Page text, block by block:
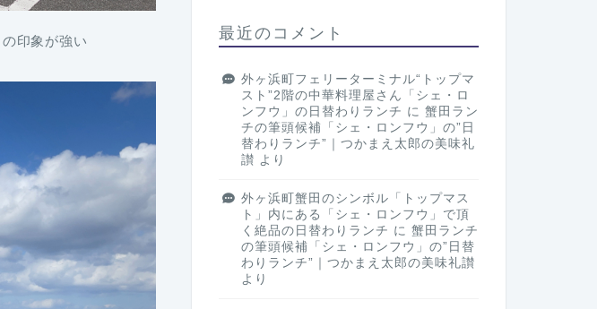
印象が強い 最近のコメント
外ヶ浜町フェリーターミナル“トップマ
スト”2階の中華料理屋さん「シェ・ロ
ンフウ」の日替わりランチ に 蟹田ラン
チの筆頭候補「シェ・ロンフウ」の”日
替わりランチ”｜つかまえ太郎の美味礼
讃 より
外ヶ浜町蟹田のシンボル「トップマス
ト」内にある「シェ・ロンフウ」で頂
く絶品の日替わりランチ に 蟹田ランチ
の筆頭候補「シェ・ロンフウ」の”日替
わりランチ”｜つかまえ太郎の美味礼讃
より